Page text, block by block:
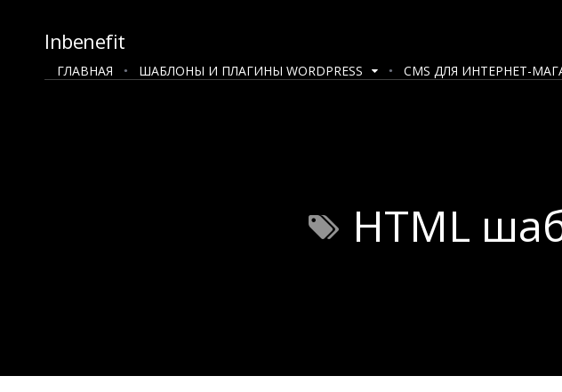
Inbenefit
ГЛАВНАЯ ШАБЛОНЫ И ПЛАГИНЫ WORDPRESS CMS ДЛЯ ИНТЕРНЕТ-
HTML